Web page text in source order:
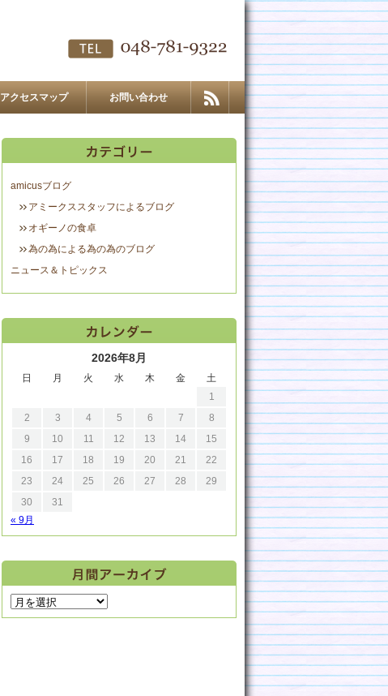
アクセスマップ お問い合わせ
amicusブログ
アミークススタッフによるブログ
オギーノの食卓
為の為による為の為のブログ
ニュース＆トピックス
2026年8月
日 月 火 水 木 金
土
1
2
3 4 5 6 7
8
9
10 11 12 13 14
15
16
17 18 19 20 21
22
23
24 25 26 27 28
29
30
31
« 9月